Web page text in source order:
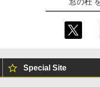
窓の杜
Special Site